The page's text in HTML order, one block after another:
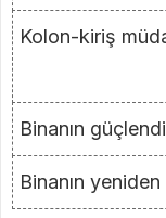
Kolon-kiriş
Binanın
Binanın yeniden